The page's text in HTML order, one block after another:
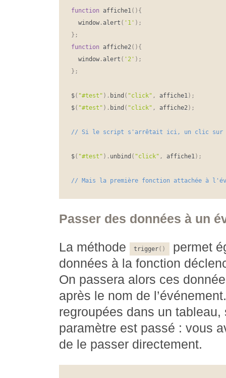
function affiche1( ) {
  window
. alert ( '1' ) ;
} ;
function affiche2( ) {
  window
. alert ( '2' ) ;
} ;
$( "#test" ) . bind ( "click" , affiche1) ;
$( "#test" ) . bind ( "click" , affiche2) ;
$( "#test" ) . unbind ( "click" , affiche1) ;
// Mais la première fonction attachée à
Passer des données à un
La méthode trigger( )
permet
données à la fonction
On passera alors ces
après le nom de
regroupées dans un
paramètre est passé : vous
de le passer directement.